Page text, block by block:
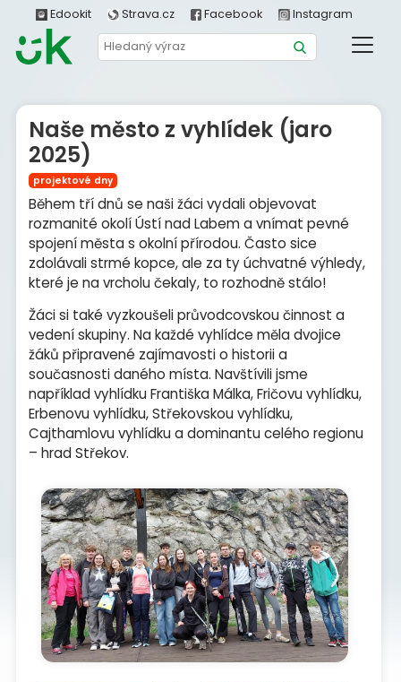
Edookit Strava.cz Facebook Instagram
Naše město z vyhlídek (jaro
2025)
projektové dny
Během tří dnů se naši žáci vydali objevovat
rozmanité okolí Ústí nad Labem a vnímat pevné
spojení města s okolní přírodou. Často sice
zdolávali strmé kopce, ale za ty úchvatné výhledy,
které je na vrcholu čekaly, to rozhodně stálo!
Žáci si také vyzkoušeli průvodcovskou činnost a
vedení skupiny. Na každé vyhlídce měla dvojice
žáků připravené zajímavosti o historii a
současnosti daného místa. Navštívili jsme
například vyhlídku Františka Málka, Fričovu vyhlídku,
Erbenovu vyhlídku, Střekovskou vyhlídku,
Cajthamlovu vyhlídku a dominantu celého regionu
– hrad Střekov.